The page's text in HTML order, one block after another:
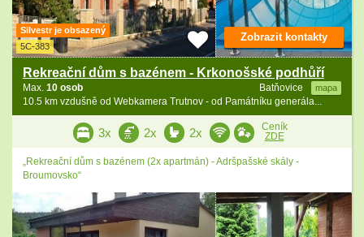
Silvestr je obsazený
5C-383
Rekreační dům s bazénem - Krkonošské podhůří
Batňovice mapa
Max. 10 osob
10.5 km vzdušně od Webkamera Trutnov - od Památníku generála...
Zobrazit kontakty
3x 2x 2x
Ceník
ZDE
„Rekreační dům s bazénem (2x apartmán) - Adršpašské skály -
Broumovsko“